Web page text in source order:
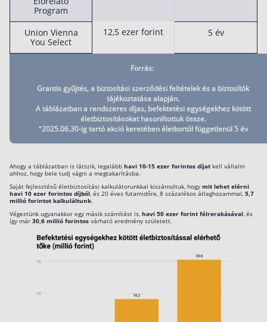
Lakástakarék
Vállalkozói hitel
Szabad felhasználású hitel
Lakáshitel
Hitelkiváltás
Babaváró hitel
Vagyonbiztosítások
Kötelező biztosítás (KGFB)
Casco
Lakásbiztosítás: válaszok az 50 leggyakoribb
Program
Union Vienna
You Select
12,5 ezer forint 5 év
Forrás:
Grantis gyűjtés, a biztosítási szerződési feltételek és a biztosítók
tájékoztatása alapján.
A táblázatban a rendszeres díjas, befektetési egységekhez kötött
életbiztosításokat hasonlítottuk össze.
*2025.06.30-ig tartó akció keretében életkortól függetlenül 5 év
Ahogy a táblázatban is látszik, legalább havi 10-15 ezer forintos díjat kell vállalni
ahhoz, hogy bele tudj vágni a megtakarításba.
Saját fejlesztésű életbiztosítási kalkulátorunkkal kiszámoltuk, hogy mit lehet elérni
havi 10 ezer forintos díjból, és 20 éves futamidőre, 8 százalékos átlaghozammal, 5,7
millió forintot kalkuláltunk.
Végeztünk ugyanakkor egy másik számítást is, havi 50 ezer forint félrerakásával, és
így már 30,6 millió forintos várható eredmény született.